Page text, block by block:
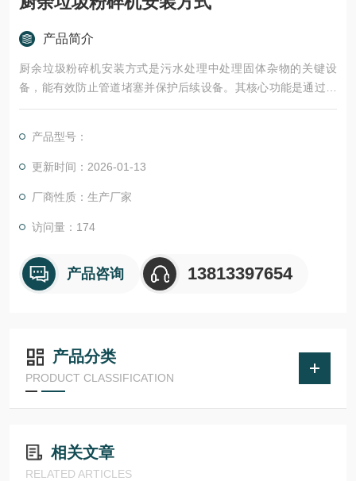
产品简介
厨余垃圾粉碎机安装方式是污水处理中处理固体杂物的关键设
备，能有效防止管道堵塞并保护后续设备。其核心功能是通过双
轴低速旋转和特殊刀片结构，将污泥中的纤维、颗粒等杂物切割
产品型号：
更新时间：2026-01-13
厂商性质：生产厂家
访问量：174
产品咨询 13813397654
产品分类
PRODUCT CLASSIFICATION
相关文章
RELATED ARTICLES